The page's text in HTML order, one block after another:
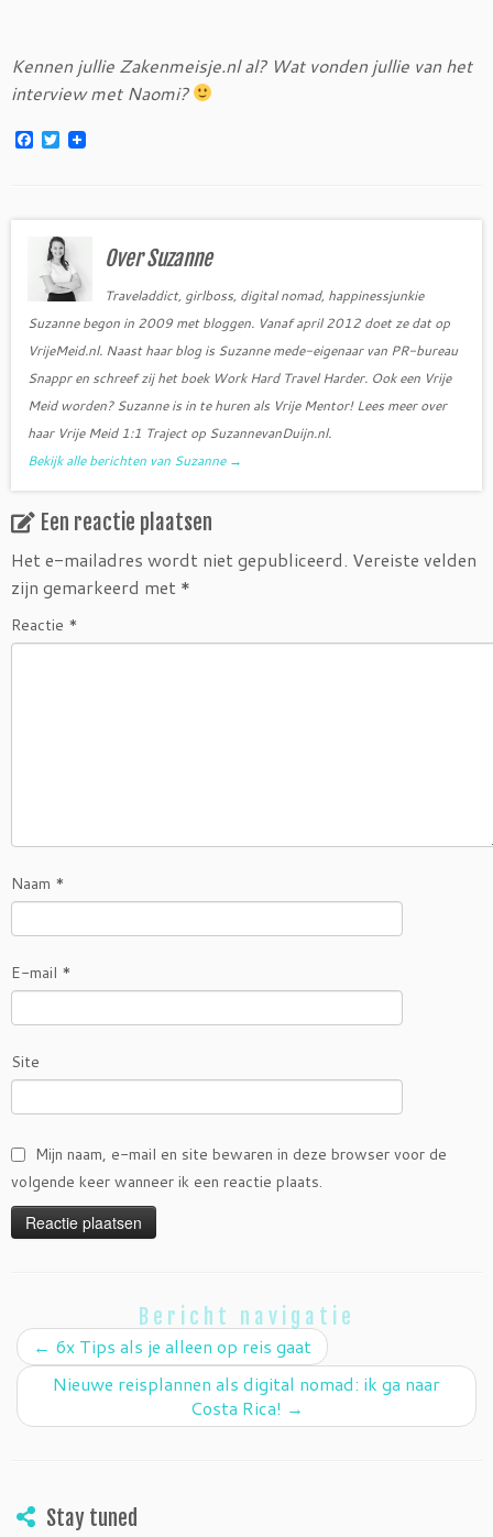
Kennen jullie Zakenmeisje.nl al? Wat vonden jullie van het
interview met Naomi?
F
o
T
w
e
r
Over Suzanne
Traveladdict, girlboss, digital nomad, happinessjunkie
Suzanne begon in 2009 met bloggen. Vanaf april 2012 doet ze dat op
VrijeMeid.nl. Naast haar blog is Suzanne mede-eigenaar van PR-bureau
Snappr en schreef zij het boek Work Hard Travel Harder. Ook een Vrije
Meid worden? Suzanne is in te huren als Vrije Mentor! Lees meer over
haar Vrije Meid 1:1 Traject op SuzannevanDuijn.nl.
Bekijk alle berichten van Suzanne →
Een reactie plaatsen
Het e-mailadres wordt niet gepubliceerd. Vereiste velden
zijn gemarkeerd met *
Reactie *
Naam *
E-mail *
Site
Mijn naam, e-mail en site bewaren in deze browser voor de
volgende keer wanneer ik een reactie plaats.
Bericht navigatie
← 6x Tips als je alleen op reis gaat
Nieuwe reisplannen als digital nomad: ik ga naar
Costa Rica! →
Stay tuned